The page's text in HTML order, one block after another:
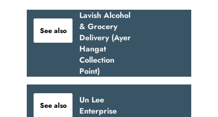
See also
Lavish Alcohol
& Grocery
Delivery (Ayer
Hangat
Collection
Point)
See also
Un Lee
Enterprise